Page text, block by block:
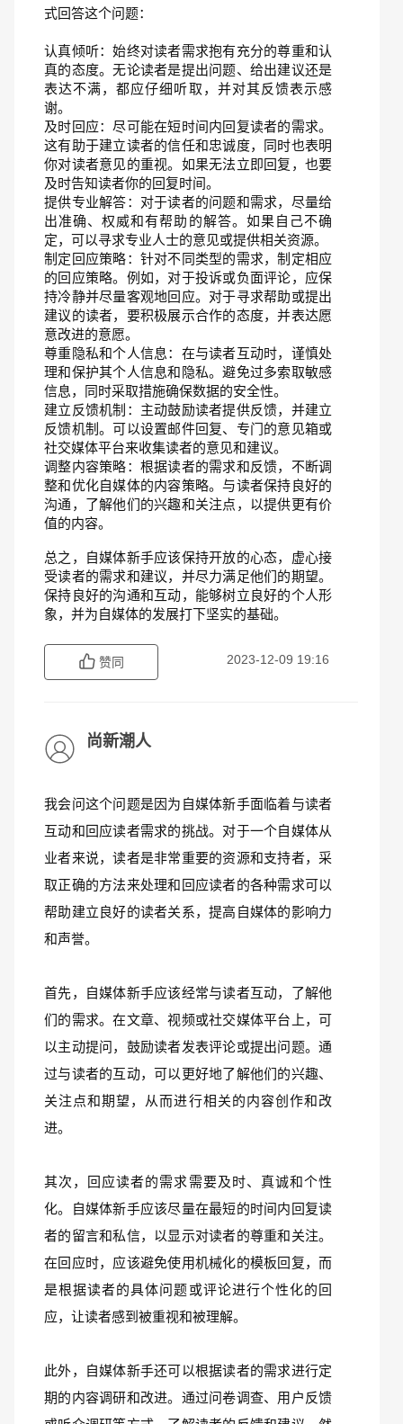
式回答这个问题：
认真倾听：始终对读者需求抱有充分的尊重和认
真的态度。无论读者是提出问题、给出建议还是
表达不满，都应仔细听取，并对其反馈表示感
谢。
及时回应：尽可能在短时间内回复读者的需求。
这有助于建立读者的信任和忠诚度，同时也表明
你对读者意见的重视。如果无法立即回复，也要
及时告知读者你的回复时间。
提供专业解答：对于读者的问题和需求，尽量给
出准确、权威和有帮助的解答。如果自己不确
定，可以寻求专业人士的意见或提供相关资源。
制定回应策略：针对不同类型的需求，制定相应
的回应策略。例如，对于投诉或负面评论，应保
持冷静并尽量客观地回应。对于寻求帮助或提出
建议的读者，要积极展示合作的态度，并表达愿
意改进的意愿。
尊重隐私和个人信息：在与读者互动时，谨慎处
理和保护其个人信息和隐私。避免过多索取敏感
信息，同时采取措施确保数据的安全性。
建立反馈机制：主动鼓励读者提供反馈，并建立
反馈机制。可以设置邮件回复、专门的意见箱或
社交媒体平台来收集读者的意见和建议。
调整内容策略：根据读者的需求和反馈，不断调
整和优化自媒体的内容策略。与读者保持良好的
沟通，了解他们的兴趣和关注点，以提供更有价
值的内容。
总之，自媒体新手应该保持开放的心态，虚心接
受读者的需求和建议，并尽力满足他们的期望。
保持良好的沟通和互动，能够树立良好的个人形
象，并为自媒体的发展打下坚实的基础。
赞同 2023-12-09 19:16
尚新潮人
我会问这个问题是因为自媒体新手面临着与读者
互动和回应读者需求的挑战。对于一个自媒体从
业者来说，读者是非常重要的资源和支持者，采
取正确的方法来处理和回应读者的各种需求可以
帮助建立良好的读者关系，提高自媒体的影响力
和声誉。
首先，自媒体新手应该经常与读者互动，了解他
们的需求。在文章、视频或社交媒体平台上，可
以主动提问，鼓励读者发表评论或提出问题。通
过与读者的互动，可以更好地了解他们的兴趣、
关注点和期望，从而进行相关的内容创作和改
进。
其次，回应读者的需求需要及时、真诚和个性
化。自媒体新手应该尽量在最短的时间内回复读
者的留言和私信，以显示对读者的尊重和关注。
在回应时，应该避免使用机械化的模板回复，而
是根据读者的具体问题或评论进行个性化的回
应，让读者感到被重视和被理解。
此外，自媒体新手还可以根据读者的需求进行定
期的内容调研和改进。通过问卷调查、用户反馈